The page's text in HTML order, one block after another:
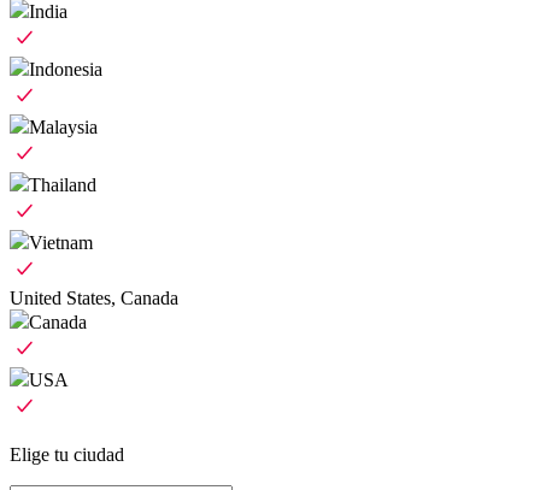
India
Indonesia
Malaysia
Thailand
Vietnam
United States, Canada
Canada
USA
Elige tu ciudad